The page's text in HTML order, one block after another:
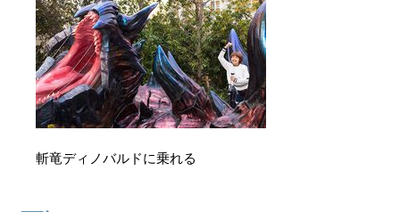
斬竜ディノバルドに乗れる